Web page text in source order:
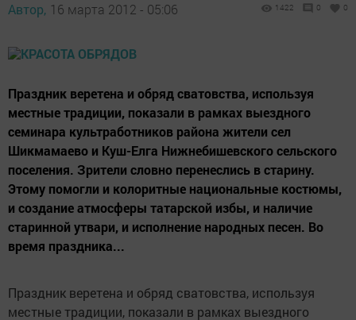
Автор, 16 марта 2012 - 05:06 1422 0 0
Праздник веретена и обряд сватовства, используя
местные традиции, показали в рамках выездного
семинара культработников района жители сел
Шикмамаево и Куш-Елга Нижнебишевского сельского
поселения. Зрители словно перенеслись в старину.
Этому помогли и колоритные национальные костюмы,
и создание атмосферы татарской избы, и наличие
старинной утвари, и исполнение народных песен. Во
время праздника...
Праздник веретена и обряд сватовства, используя
местные традиции, показали в рамках выездного